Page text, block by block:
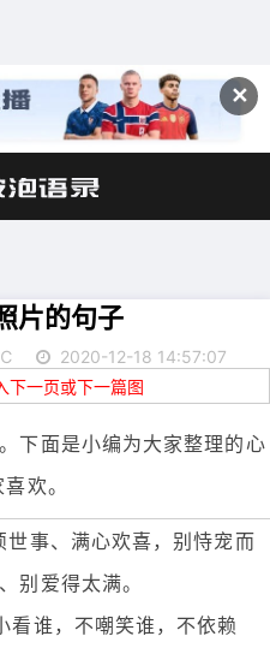
✕
片的句子
2020-12-18 14:57:07
下一页或下一篇图
下面是小编为大家整理的心
欢。
世事、满心欢喜，别恃宠而
别爱得太满。
看谁，不嘲笑谁，不依赖